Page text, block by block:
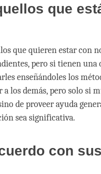
que
que quieren estar con
pero si tienen una
enseñándoles los
los demás, pero solo si
de proveer ayuda
sea significativa.
con sus